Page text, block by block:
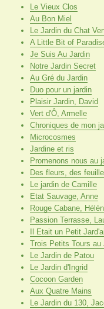
Le Vieux Clos
Au Bon Miel
Le Jardin du Chat
A Little Bit of
Je Suis Au Jardin
Notre Jardin Secret
Au Gré du Jardin
Duo pour un jardin
Plaisir Jardin, David
Vert d'Ô, Armelle
Chroniques de mon
Microcosmes
Jardine et ris
Promenons nous au
Des fleurs, des
Le jardin de Camille
Etat Sauvage, Anne
Rouge Cabane,
Passion Terrasse,
Il Etait un Petit
Trois Petits Tours au
Le Jardin de Patou
Le Jardin d'Ingrid
Cocoon Garden
Aux Quatre Mains
Le Jardin du 130,